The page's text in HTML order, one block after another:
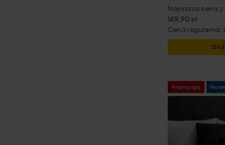
Najniższa cena
169,90 zł
Cena regularna:
Promocja